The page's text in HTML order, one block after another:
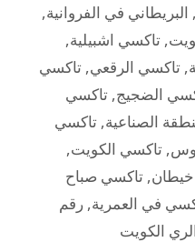
, البريطاني في الفروانية,
, تاكسي اشبيلية,
, تاكسي الرقعي, تاكسي
الضجيج, تاكسي
الصناعية, تاكسي
, تاكسي الكويت,
, تاكسي صباح
في العمرية, رقم
الكويت